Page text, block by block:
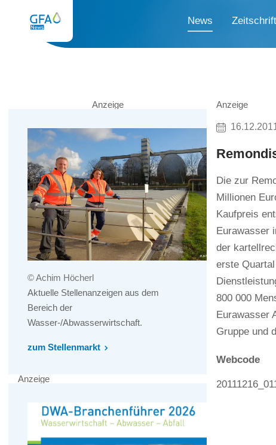
News
Anzeige
Die zur
Millionen
Kaufpreis
Eurawasser
der
erste
800 000
Eurawasser
Gruppe und
Webcode
Anzeige
© Achim Höcherl
Aktuelle Stellenanzeigen aus dem
Bereich der
Wasser-/Abwasserwirtschaft.
zum Stellenmarkt
Anzeige